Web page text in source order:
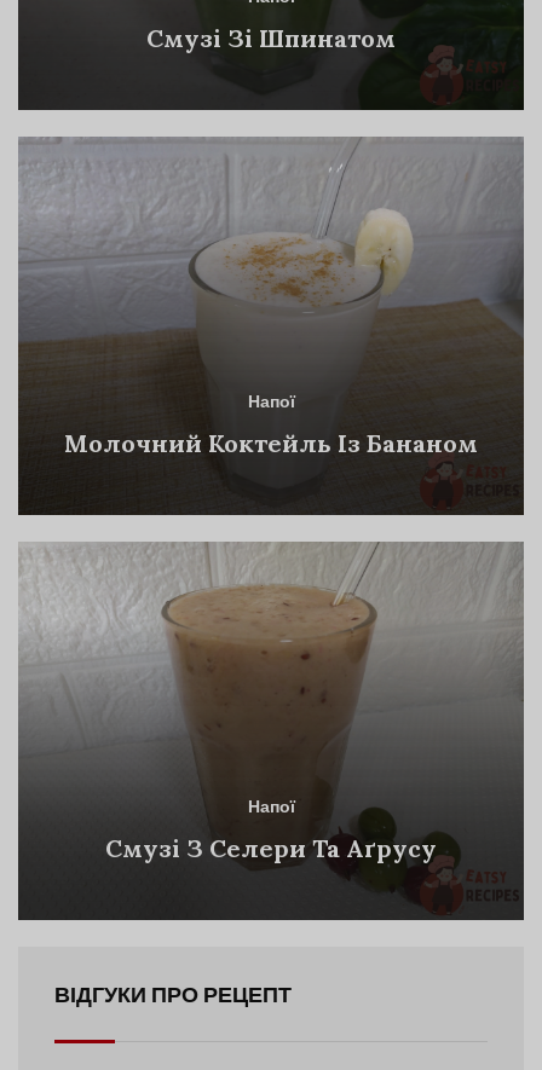
Смузі Зі Шпинатом
Напої
Молочний Коктейль Із Бананом
Напої
Смузі З Селери Та Аґрусу
ВІДГУКИ ПРО РЕЦЕПТ